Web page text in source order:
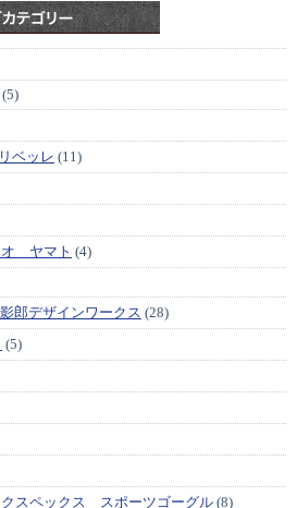
(5)
ベッレ (11)
ヤマト (4)
郎デザインワークス (28)
(5)
スペックス スポーツゴーグル (8)